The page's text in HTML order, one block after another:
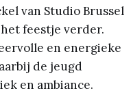
van Studio Brussel
feestje verder.
en energieke
de jeugd
en ambiance.